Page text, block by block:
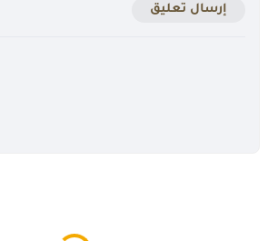
إرسال تعليق